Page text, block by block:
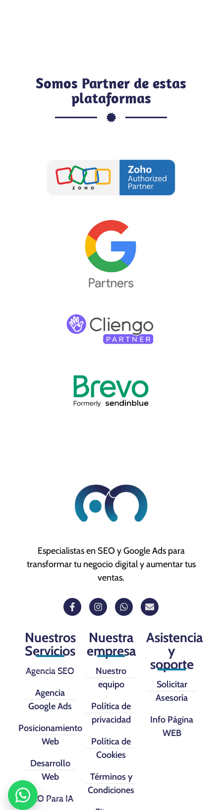
Somos Partner de estas
plataformas
Especialistas en SEO y Google Ads para
transformar tu negocio digital y aumentar tus
ventas.
Nuestros
Servicios
Agencia SEO
Agencia
Google Ads
Posicionamiento
Web
Desarrollo
Web
SEO Para IA
Nuestra
empresa
Nuestro
equipo
Política de
privacidad
Política de
Cookies
Términos y
Condiciones
Asistencia
y
soporte
Solicitar
Asesoría
Info Página
WEB